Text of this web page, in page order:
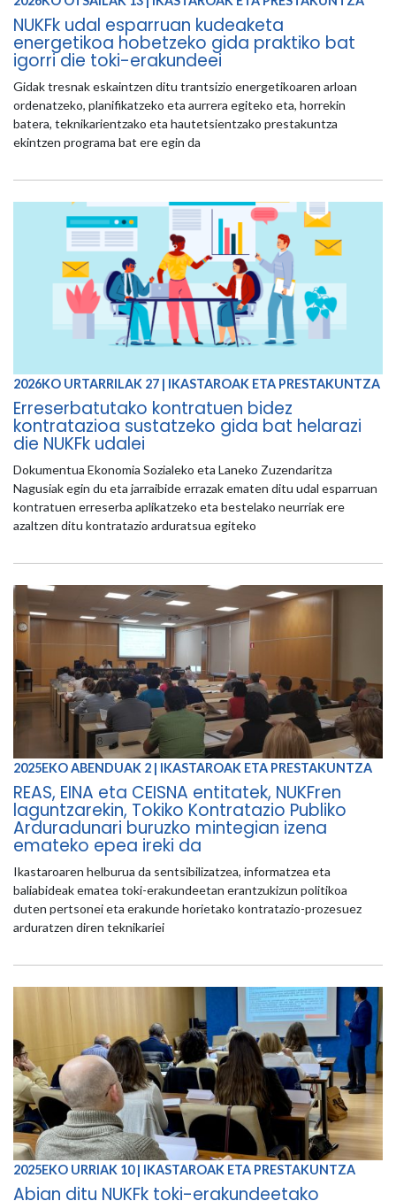
NUKFk udal esparruan kudeaketa
energetikoa hobetzeko gida praktiko bat
igorri die toki-erakundeei
Gidak tresnak eskaintzen ditu trantsizio energetikoaren arloan
ordenatzeko, planifikatzeko eta aurrera egiteko eta, horrekin
batera, teknikarientzako eta hautetsientzako prestakuntza
ekintzen programa bat ere egin da
2026KO URTARRILAK 27 | IKASTAROAK ETA PRESTAKUNTZA
Erreserbatutako kontratuen bidez
kontratazioa sustatzeko gida bat helarazi
die NUKFk udalei
Dokumentua Ekonomia Sozialeko eta Laneko Zuzendaritza
Nagusiak egin du eta jarraibide errazak ematen ditu udal esparruan
kontratuen erreserba aplikatzeko eta bestelako neurriak ere
azaltzen ditu kontratazio arduratsua egiteko
2025EKO ABENDUAK 2 | IKASTAROAK ETA PRESTAKUNTZA
REAS, EINA eta CEISNA entitatek, NUKFren
laguntzarekin, Tokiko Kontratazio Publiko
Arduradunari buruzko mintegian izena
emateko epea ireki da
Ikastaroaren helburua da sentsibilizatzea, informatzea eta
baliabideak ematea toki-erakundeetan erantzukizun politikoa
duten pertsonei eta erakunde horietako kontratazio-prozesuez
arduratzen diren teknikariei
2025EKO URRIAK 10 | IKASTAROAK ETA PRESTAKUNTZA
Abian ditu NUKFk toki-erakundeetako